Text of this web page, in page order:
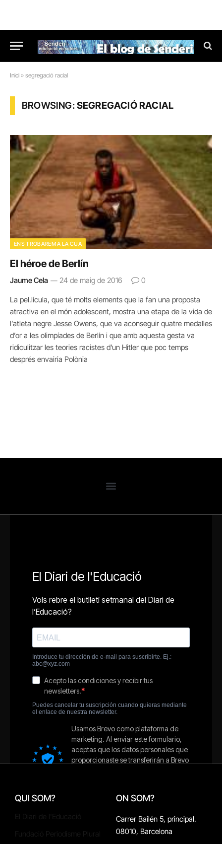
Inici » segregació racial
BROWSING:SEGREGACIÓ RACIAL
ENS TROBAREM A LA CUA
El héroe de Berlín
Jaume Cela 24 de maig de 2016 0
La pel.lícula, que té molts elements que la fan una proposta
atractiva en el món adolescent, mostra una etapa de la vida de
l’atleta negre Jesse Owens, que va aconseguir quatre medalles
d’or a les olimpíades de Berlín i que amb aquesta gesta va
ridiculitzar les teories racistes d’un Hitler que poc temps
després envairia Polònia
QUI SOM? ON SOM?
Carrer Bailén 5, principal.
08010, Barcelona